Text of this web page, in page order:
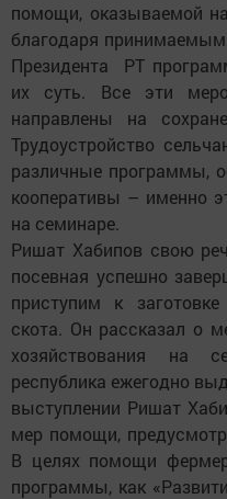
помощи, оказываемой
благодаря
Президента РТ
их суть. Все эти
направлены на
Трудоустройство
различные программы,
кооперативы – именно
на семинаре.
Ришат Хабипов свою
посевная успешно
приступим к
скота. Он рассказал
хозяйствования на
республика ежегодно
выступлении Ришат
мер помощи,
В целях помощи
программы, как